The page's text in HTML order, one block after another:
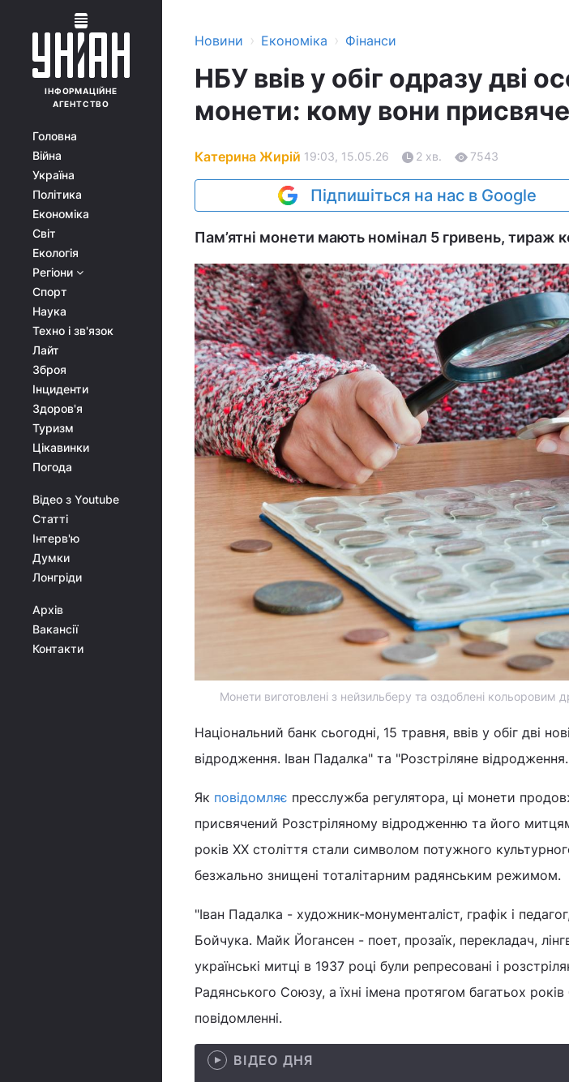
ІНФОРМАЦІЙНЕ
АГЕНТСТВО
Головна
Війна
Україна
Політика
Економіка
Світ
Екологія
Регіони
Спорт
Наука
Техно і зв'язок
Лайт
Зброя
Інциденти
Здоров'я
Туризм
Цікавинки
Погода
Відео з Youtube
Статті
Інтерв'ю
Думки
Лонгріди
Архів
Вакансії
Контакти
Новини › Економіка › Фінанси
НБУ ввів у обіг одразу дві
монети: кому вони
Катерина Жирій 19:03, 15.05.26 2 хв. 7543
Підпишіться на нас в Google
Пам’ятні монети мають номінал 5 гривень, тираж
Монети виготовлені з нейзильберу та оздоблені кольоровим
Національний банк сьогодні, 15 травня, ввів у обіг дві
відродження. Іван Падалка" та "Розстріляне
Як повідомляє пресслужба регулятора, ці монети
присвячений Розстріляному відродженню та його
років XX століття стали символом потужного
безжально знищені тоталітарним радянським режимом.
"Іван Падалка - художник-монументаліст, графік і
Бойчука. Майк Йогансен - поет, прозаїк, перекладач,
українські митці в 1937 році були репресовані і
Радянського Союзу, а їхні імена протягом багатьох
повідомленні.
ВІДЕО ДНЯ